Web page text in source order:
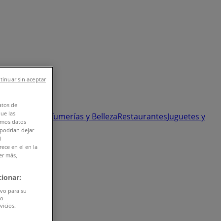
Ópticas Perfumerías y BellezaRestaurantesJuguetes y
de
las
datos
dejar
en el en la
más,
para su
sin aceptar